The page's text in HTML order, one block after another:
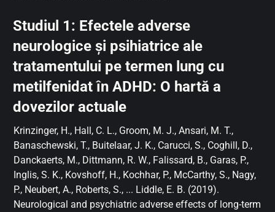
Studiul 1: Efectele adverse
neurologice și psihiatrice ale
tratamentului pe termen lung cu
metilfenidat în ADHD: O hartă a
dovezilor actuale
Krinzinger, H., Hall, C. L., Groom, M. J., Ansari, M. T.,
Banaschewski, T., Buitelaar, J. K., Carucci, S., Coghill, D.,
Danckaerts, M., Dittmann, R. W., Falissard, B., Garas, P.,
Inglis, S. K., Kovshoff, H., Kochhar, P., McCarthy, S., Nagy,
P., Neubert, A., Roberts, S., ... Liddle, E. B. (2019).
Neurological and psychiatric adverse effects of long-term